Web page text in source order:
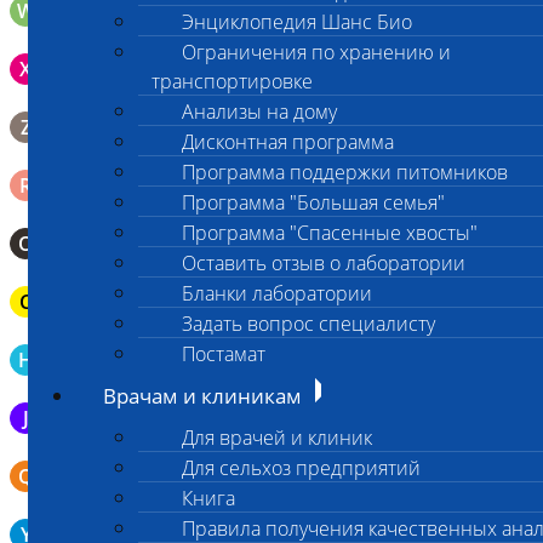
Энциклопедия Шанс Био
Ограничения по хранению и
транспортировке
Анализы на дому
Дисконтная программа
Программа поддержки питомников
Программа "Большая семья"
Программа "Спасенные хвосты"
Оставить отзыв о лаборатории
Бланки лаборатории
Задать вопрос специалисту
Постамат
Врачам и клиникам
Для врачей и клиник
Для сельхоз предприятий
Книга
Правила получения качественных
W Волос (шерсть) в пробирке Эппендорфа
X
Зонд щеточка с буккальным эпителием с внутренней
поверхности щеки (эпителием слизистой оболочки щеки)
Z
Биопсийный эндоскопический материал в 10% растворе
формалина. До 10 фрагментов с одной локации.
R
Ректальный смыв в пробирку Эппендорфа (с физрастворм
О Мазок-отпечаток на стекло
C Паренхиматозные органы в герметичном пакете
H
Кровь в пробирку для определения гемостаза (цитрат Na
J
Q
Бронхо-альвеолярный лаваж в контейнере или шприце (5-
Y
Биоптат слизистой желудка в пробирку Эппендорфа (с